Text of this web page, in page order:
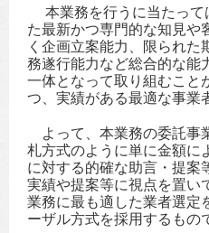
本業務を行うに当たって
た最新かつ専門的な知見や
く企画立案能力、限られ
務遂行能力など総合的な能
一体となって取り組むこと
つ、実績がある最適な事業
よって、本業務の委託事
札方式のように単に金額に
に対する的確な助言・提案
実績や提案等に視点を置い
業務に最も適した業者選定
ーザル方式を採用するもの